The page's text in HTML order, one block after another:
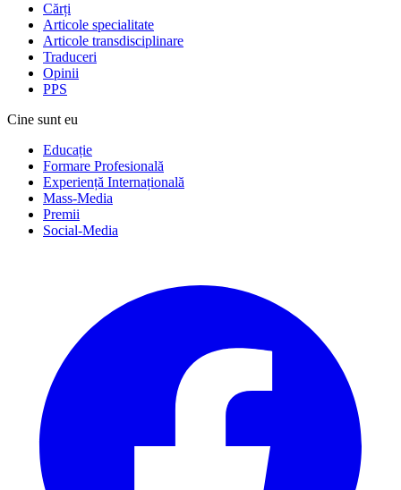
Cărți
Articole specialitate
Articole transdisciplinare
Traduceri
Opinii
PPS
Cine sunt eu
Educație
Formare Profesională
Experiență Internațională
Mass-Media
Premii
Social-Media